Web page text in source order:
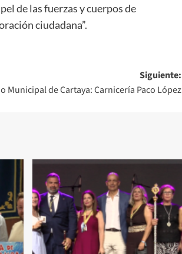
de las fuerzas y cuerpos de
ciudadana”.
Siguiente:
Municipal de Cartaya: Carnicería Paco López